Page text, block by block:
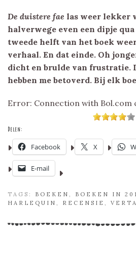
De duistere fae las weer lekker
halverwege even een dipje qua
tweede helft van het boek
verhaal. En dat einde. Oh
dicht en brulde van frustratie.
hebben me betoverd. Bij elk
Error: Connection with Bol.com
Delen:
Facebook X
E-mail
TAGS: BOEKEN BOEKEN IN
HARLEQUIN
RECENSIE